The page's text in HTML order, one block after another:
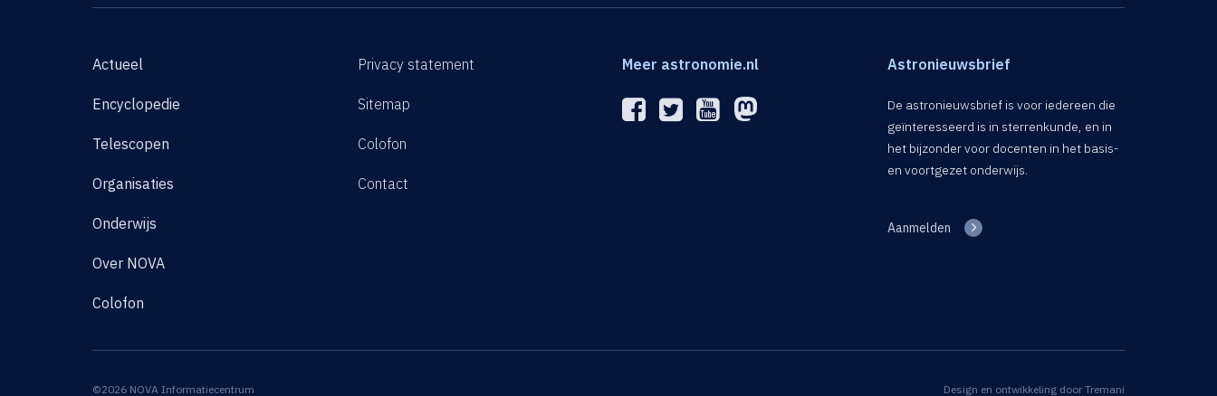
Actueel
Encyclopedie
Telescopen
Organisaties
Onderwijs
Over NOVA
Colofon
Privacy statement
Sitemap
Colofon
Contact
Meer astronomie.nl Astronieuwsbrief
De astronieuwsbrief is voor iedereen die
geïnteresseerd is in sterrenkunde, en in
het bijzonder voor docenten in het basis-
en voortgezet onderwijs.
Aanmelden
©2026 NOVA Informatiecentrum Design en ontwikkeling door Tremani